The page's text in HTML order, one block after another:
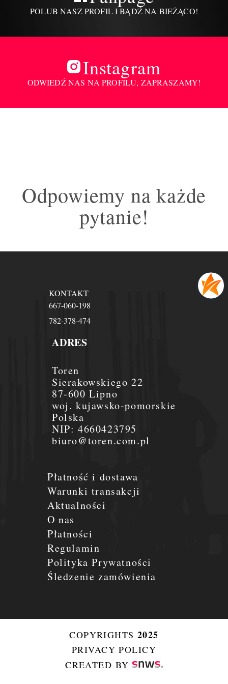
POLUB NASZ PROFIL I BĄDŹ NA BIEŻĄCO!
Instagram
ODWIEDŹ NAS NA PROFILU, ZAPRASZAMY!
Odpowiemy na każde
pytanie!
Płatność i dostawa
Warunki transakcji
Aktualności
O nas
Płatności
Regulamin
Polityka Prywatności
Śledzenie zamówienia
ADRES
Toren
Sierakowskiego 22
87-600 Lipno
woj. kujawsko-pomorskie
Polska
NIP:4660423795
biuro@toren.com.pl
KONTAKT
667-060-198
782-378-474
COPYRIGHTS 2025
PRIVACY POLICY
CREATED BY